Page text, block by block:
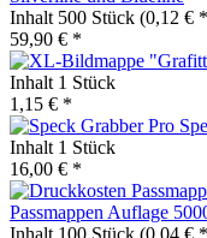
Inhalt 500 Stück (0,12 €
59,90 € *
Inhalt 1 Stück
1,15 € *
Inhalt 1 Stück
16,00 € *
Passmappen Auflage
Inhalt 100 Stück (0,04 €